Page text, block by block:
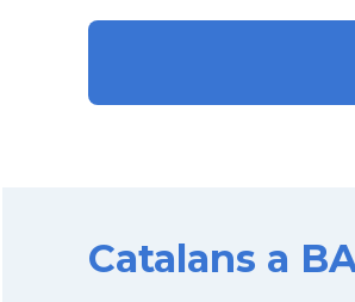
Catalans a